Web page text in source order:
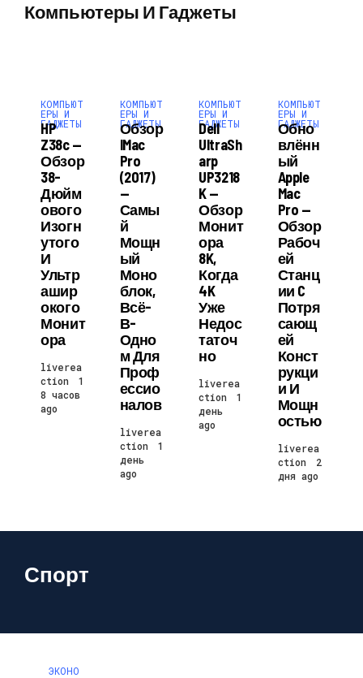
Компьютеры И Гаджеты
КОМПЬЮТ
ЕРЫ И
ГАДЖЕТЫ
HP
Z38c —
Обзор
38-
Дюйм
Ового
Изогн
Утого
И
Ультр
Ашир
Окого
Монит
Ора
liverea
ction
1
8 часов
ago
КОМПЬЮТ
ЕРЫ И
ГАДЖЕТЫ
Обзор
IMac
Pro
(2017)
—
Самы
Й
Мощн
Ый
Моно
Блок,
Всё-
В-
Одно
М Для
Проф
Ессио
Налов
liverea
ction
1
день
ago
КОМПЬЮТ
ЕРЫ И
ГАДЖЕТЫ
Dell
UltraSh
Arp
UP3218
K —
Обзор
Монит
Ора
8K,
Когда
4K
Уже
Недос
Таточ
Но
liverea
ction
1
день
ago
КОМПЬЮТ
ЕРЫ И
ГАДЖЕТЫ
Обно
Влённ
Ый
Apple
Mac
Pro —
Обзор
Рабоч
Ей
Станц
Ии C
Потря
Сающ
Ей
Конст
Рукци
И И
Мощн
Остью
liverea
ction
2
дня ago
Спорт
ЭКОНОМИКА И ПОЛИТИКА